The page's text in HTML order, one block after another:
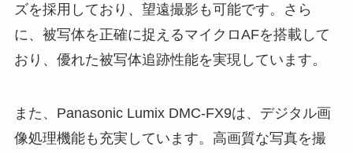
ズを採用しており、望遠撮影も可能です。さら
に、被写体を正確に捉えるマイクロAFを搭載して
おり、優れた被写体追跡性能を実現しています。
また、Panasonic Lumix DMC-FX9は、デジタル画
像処理機能も充実しています。高画質な写真を撮